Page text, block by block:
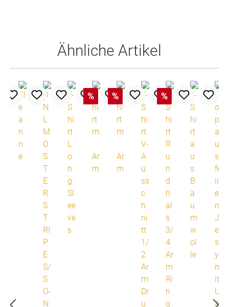
Ähnliche Artikel
% % %